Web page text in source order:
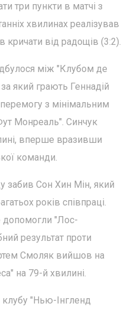
три пункти в матчі з
хвилинах реалізував
кричати від радощів (3:2).
між "Клубом де
який грають Геннадій
з мінімальним
Монреаль". Синчук
вперше вразивши
команди.
забив Сон Хин Мін, який
років співпраці.
допомогли "Лос-
результат проти
Смоляк вийшов на
на 79-й хвилині.
"Нью-Інгленд